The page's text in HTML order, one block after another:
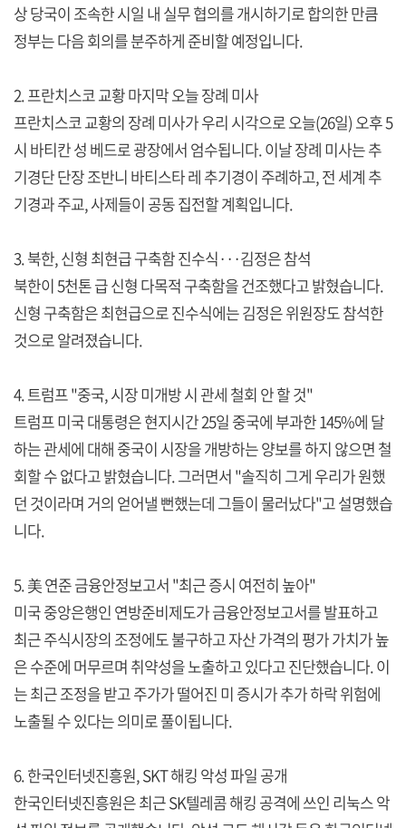
상 당국이 조속한 시일 내 실무 협의를 개시하기로 합의한 만큼
정부는 다음 회의를 분주하게 준비할 예정입니다.
2. 프란치스코 교황 마지막 오늘 장례 미사
프란치스코 교황의 장례 미사가 우리 시각으로 오늘(26일) 오후 5
시 바티칸 성 베드로 광장에서 엄수됩니다. 이날 장례 미사는 추
기경단 단장 조반니 바티스타 레 추기경이 주례하고, 전 세계 추
기경과 주교, 사제들이 공동 집전할 계획입니다.
3. 북한, 신형 최현급 구축함 진수식···김정은 참석
북한이 5천톤 급 신형 다목적 구축함을 건조했다고 밝혔습니다.
신형 구축함은 최현급으로 진수식에는 김정은 위원장도 참석한
것으로 알려졌습니다.
4. 트럼프 "중국, 시장 미개방 시 관세 철회 안 할 것"
트럼프 미국 대통령은 현지시간 25일 중국에 부과한 145%에 달
하는 관세에 대해 중국이 시장을 개방하는 양보를 하지 않으면 철
회할 수 없다고 밝혔습니다. 그러면서 "솔직히 그게 우리가 원했
던 것이라며 거의 얻어낼 뻔했는데 그들이 물러났다"고 설명했습
니다.
5. 美 연준 금융안정보고서 "최근 증시 여전히 높아"
미국 중앙은행인 연방준비제도가 금융안정보고서를 발표하고
최근 주식시장의 조정에도 불구하고 자산 가격의 평가 가치가 높
은 수준에 머무르며 취약성을 노출하고 있다고 진단했습니다. 이
는 최근 조정을 받고 주가가 떨어진 미 증시가 추가 하락 위험에
노출될 수 있다는 의미로 풀이됩니다.
6. 한국인터넷진흥원, SKT 해킹 악성 파일 공개
한국인터넷진흥원은 최근 SK텔레콤 해킹 공격에 쓰인 리눅스 악